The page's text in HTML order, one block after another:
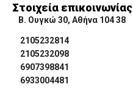
Στοιχεία επικοινωνίας
Β. Ουγκώ 30, Αθήνα 104 38
2105232814
2105232098
6907398841
6933004481